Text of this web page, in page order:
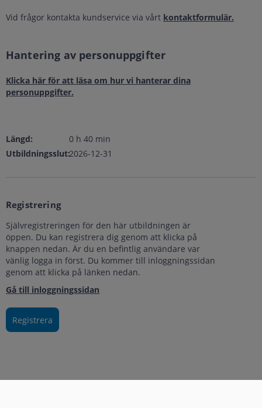
Vid frågor kontakta kundservice via vårt kontaktformulär.
Hantering av personuppgifter
Klicka här för att läsa om hur vi hanterar dina
personuppgifter.
Längd: 0 h 40 min
Utbildningsslut:2026-12-31
Registrering
Självregistreringen för den här utbildningen är
öppen. Du kan registrera dig genom att klicka på
knappen nedan. Är du en befintlig användare var
vänlig logga in först. Du kommer till inloggningssidan
genom att klicka på länken nedan.
Gå till inloggningssidan